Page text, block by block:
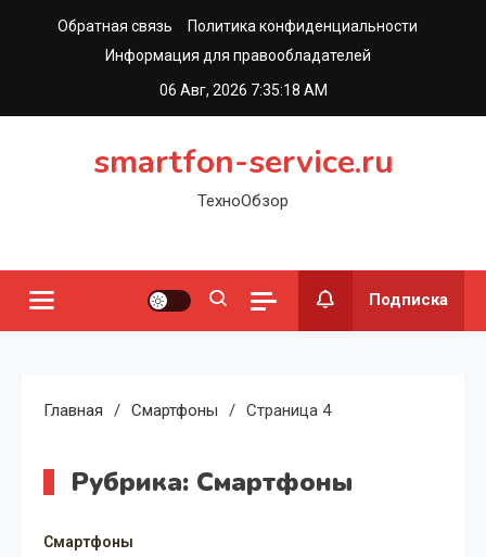
Обратная связь
Политика конфиденциальности
Информация для правообладателей
06 Авг, 2026 7:35:18 AM
smartfon-service.ru
ТехноОбзор
Подписка
Главная Смартфоны Страница 4
Рубрика: Смартфоны
Смартфоны